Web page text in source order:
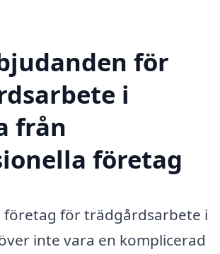
för
i
från
företag
för trädgårdsarbete i
inte vara en komplicerad